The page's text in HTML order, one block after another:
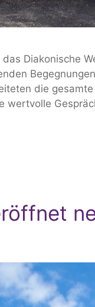
Diakonische
die
wertvolle